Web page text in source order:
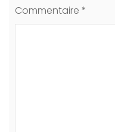
Commentaire *